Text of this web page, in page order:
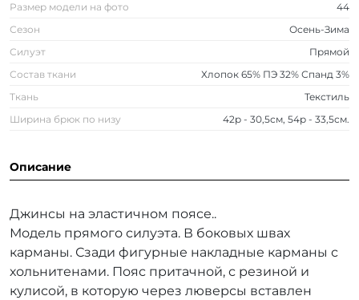
Размер модели на фото
44
Сезон
Осень-Зима
Силуэт
Прямой
Состав ткани
Хлопок 65% ПЭ 32% Спанд 3%
Ткань
Текстиль
Ширина брюк по низу
42р - 30,5см, 54р - 33,5см.
Описание
Джинсы на эластичном поясе..
Модель прямого силуэта. В боковых швах
карманы. Сзади фигурные накладные карманы с
хольнитенами. Пояс притачной, с резиной и
кулисой, в которую через люверсы вставлен